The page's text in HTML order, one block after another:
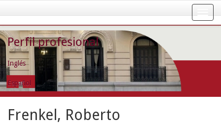
navigation
Perfil profesional
Inglés
Español
Frenkel, Roberto